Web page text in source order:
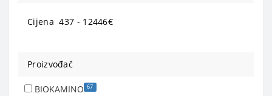
Cijena437 - 12446€
Proizvođač
BIOKAMINO 67